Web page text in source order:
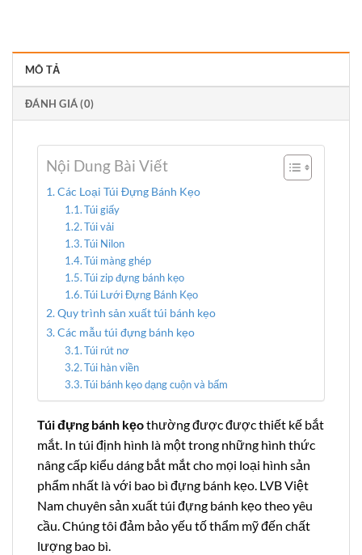
MÔ TẢ
ĐÁNH GIÁ (0)
Nội Dung Bài Viết
Các Loại Túi Đựng Bánh Kẹo
Túi giấy
Túi vải
Túi Nilon
Túi màng ghép
Túi zip đựng bánh kẹo
Túi Lưới Đựng Bánh Kẹo
Quy trình sản xuất túi bánh kẹo
Các mẫu túi đựng bánh kẹo
Túi rút nơ
Túi hàn viền
Túi bánh kẹo dạng cuộn và bấm
Túi đựng bánh kẹothường được được thiết kế bắt
mắt. In túi định hình là một trong những hình thức
nâng cấp kiểu dáng bắt mắt cho mọi loại hình sản
phẩm nhất là với bao bì đựng bánh kẹo. LVB Việt
Nam chuyên sản xuất túi đựng bánh kẹo theo yêu
cầu. Chúng tôi đảm bảo yếu tố thẩm mỹ đến chất
lượng bao bì.